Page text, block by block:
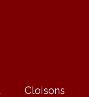
Cloisons